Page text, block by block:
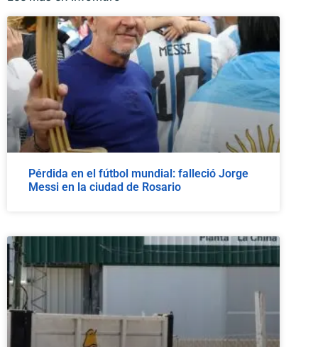
Pérdida en el fútbol mundial: falleció Jorge
Messi en la ciudad de Rosario